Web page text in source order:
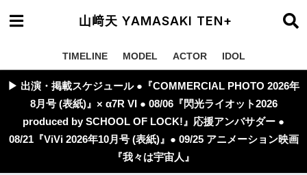
山﨑天 YAMASAKI TEN+
TIMELINE MODEL ACTOR IDOL
▶︎ 出演・掲載スケジュール ●『COMMERCIAL PHOTO 2026年
8月号 (表紙)』× α7R VI ● 08/06『閃光ライオット2026
produced by SCHOOL OF LOCK!』応援アンバサダー ●
08/21『ViVi 2026年10月号 (表紙)』● 09/25 アニメーション映画
『我々は宇宙人』